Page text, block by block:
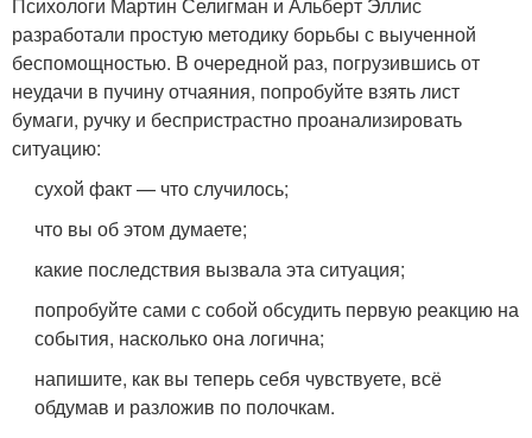
разработали простую методику борьбы с выученной
беспомощностью. В очередной раз, погрузившись от
неудачи в пучину отчаяния, попробуйте взять лист
бумаги, ручку и беспристрастно проанализировать
ситуацию:
сухой факт — что случилось;
что вы об этом думаете;
какие последствия вызвала эта ситуация;
попробуйте сами с собой обсудить первую реакцию на
события, насколько она логична;
напишите, как вы теперь себя чувствуете, всё
обдумав и разложив по полочкам.